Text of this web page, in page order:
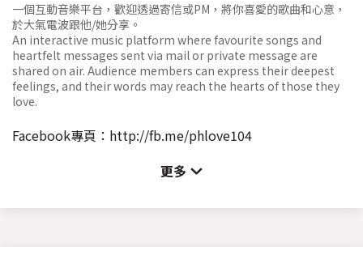
一個互動音樂平台，歡迎透過寄信或PM，將你喜愛的歌曲和心意，
於大氣電波跟他/她分享。
An interactive music platform where favourite songs and
heartfelt messages sent via mail or private message are
shared on air. Audience members can express their deepest
feelings, and their words may reach the hearts of those they
love.
Facebook專頁： http://fb.me/phlove104
更多